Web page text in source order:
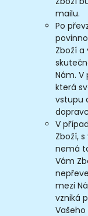
mailu.
Po
Zboží
Nám. V
která
vstupu
V
Zboží,
nemá
Vám
mezi
vzniká